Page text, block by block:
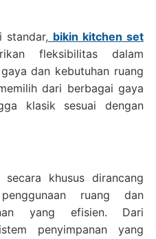
standar, bikin kitchen set
fleksibilitas dalam
dan kebutuhan ruang
dari berbagai gaya
klasik sesuai dengan
khusus dirancang
ruang dan
yang efisien. Dari
penyimpanan yang